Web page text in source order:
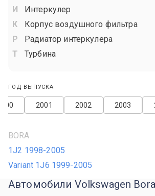
Интеркулер
Корпус воздушного фильтра
Радиатор интеркулера
Турбина
ГОД ВЫПУСКА
2003
2002
2001
BORA
1J2 1998-2005
Variant 1J6 1999-2005
Автомобили Volkswagen